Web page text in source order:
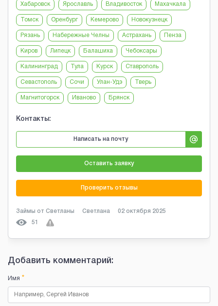
Хабаровск Ярославль Владивосток Махачкала
Томск Оренбург Кемерово Новокузнецк
Рязань Набережные Челны Астрахань Пенза
Киров Липецк Балашиха Чебоксары
Калининград Тула Курск Ставрополь
Севастополь Сочи Улан-Удэ Тверь
Магнитогорск Иваново Брянск
Контакты:
Написать на почту
Оставить заявку
Проверить отзывы
Займы от Светланы Светлана 02 октября 2025
51
Добавить комментарий:
Имя *